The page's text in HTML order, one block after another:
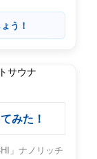
う！
みた！
」ナノリッチ